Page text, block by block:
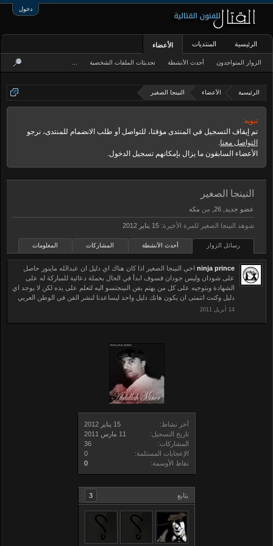
دخول
الرئيسية الأعضاء النينجا الصغير
تنويه:
تم إيقاف التسجيل في المنتدى مؤقتا، للتواصل أو طلب الانضمام للمنتدى، نرجو
التواصل معنا.
الأعضاء السابقون ما يزال بإمكانهم تسجيل الدخول.
آخر نشاط:
تاريخ التسجيل:
المشاركات:
36
الإعجابات المستلمة:
0
نقاط الأوسمة:
0
يتابع 3
النينجا الصغير
عضو جديد من مكه
شوهد النينجا الصغير للمرة الأخيرة:
رسائل الزوار أحدث الأنشطة المشاركات المعلومات
ninja prince اخي النينجا الصغير اذا كان هناك اي دليل ان عبدالله ماينور حاصل
على شودان وليس جودان فسوف ابدأ في الحال بحملة دعائية للمباركة له على
الشهادة وبتوجيه على كل من يهتم بفن النينجتسو اليه لتعلم على يده لكن لا يوجد اي
دليل وكنت اتنمنى ان يكون هانك دليل واحد ليساعدنا لنشر الفن في الوطن العربي
الرئيسية المنتديات الأعضاء
الزوار المتواجدون أحدث الأنشطة تحديثات الملفات الشخصية